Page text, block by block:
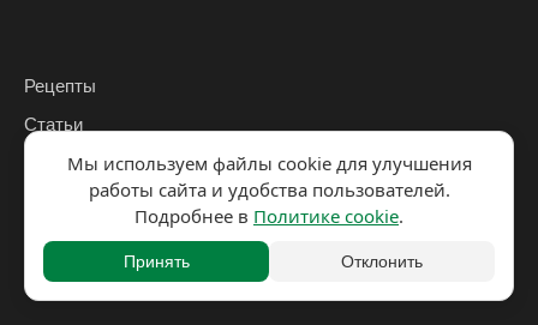
Мы используем файлы cookie для улучшения
работы сайта и удобства пользователей.
Подробнее в Политике cookie.
Принять Отклонить
Рецепты
Статьи
Кухни мира
Ингредиенты
Подборки
Калорийность